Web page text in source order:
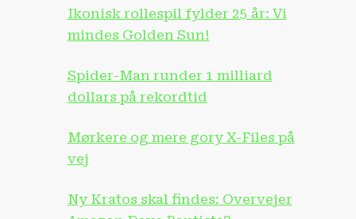
Ikonisk rollespil fylder 25 år: Vi
mindes Golden Sun!
Spider-Man runder 1 milliard
dollars på rekordtid
Mørkere og mere gory X-Files på
vej
Ny Kratos skal findes: Overvejer